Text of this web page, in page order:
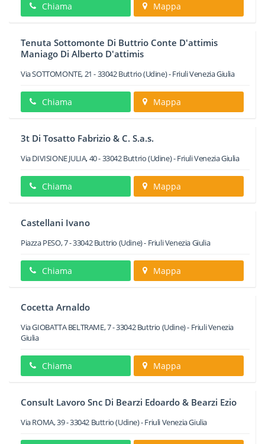
Chiama Mappa
Tenuta Sottomonte Di Buttrio Conte D'attimis
Maniago Di Alberto D'attimis
Via SOTTOMONTE, 21 -33042Buttrio(Udine) -Friuli Venezia Giulia
Chiama Mappa
3t Di Tosatto Fabrizio & C. S.a.s.
Via DIVISIONE JULIA, 40-33042Buttrio(Udine) -Friuli Venezia Giulia
Chiama Mappa
Castellani Ivano
Piazza PESO, 7-33042 Buttrio (Udine) - Friuli Venezia Giulia
Chiama Mappa
Cocetta Arnaldo
Via GIOBATTA BELTRAME, 7-33042 Buttrio (Udine) - Friuli Venezia
Giulia
Chiama Mappa
Consult Lavoro Snc Di Bearzi Edoardo & Bearzi Ezio
Via ROMA, 39-33042 Buttrio(Udine) -Friuli Venezia Giulia